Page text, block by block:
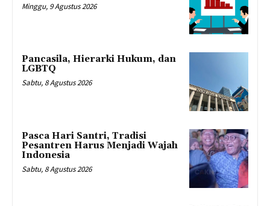
Minggu, 9 Agustus 2026
Pancasila, Hierarki Hukum, dan
LGBTQ
Sabtu, 8 Agustus 2026
Pasca Hari Santri, Tradisi
Pesantren Harus Menjadi Wajah
Indonesia
Sabtu, 8 Agustus 2026